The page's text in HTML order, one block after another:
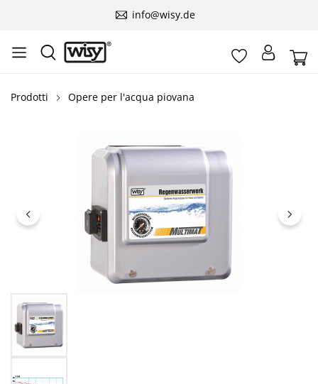
info@wisy.de
Prodotti Opere per l'acqua piovana